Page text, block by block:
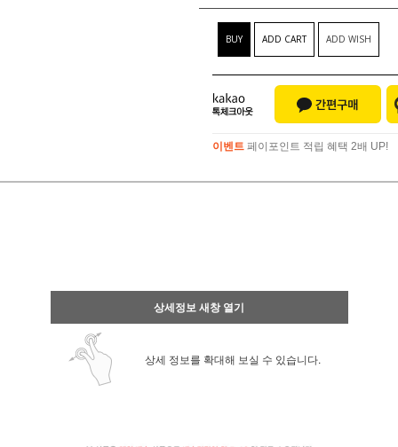
BUY ADD CART ADD WISH
이벤트 페이포인트 적립 혜택 2배 UP!
상세정보 새창 열기
상세 정보를 확대해 보실 수 있습니다.